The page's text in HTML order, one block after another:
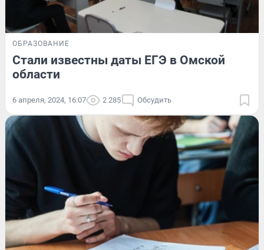
ОБРАЗОВАНИЕ
Стали известны даты ЕГЭ в Омской
области
6 апреля, 2024, 16:07 2 285 Обсудить